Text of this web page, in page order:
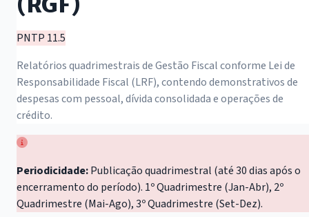
PNTP 11.5
Relatórios quadrimestrais de Gestão Fiscal conforme Lei de
Responsabilidade Fiscal (LRF), contendo demonstrativos de
despesas com pessoal, dívida consolidada e operações de
crédito.
Periodicidade:Publicação quadrimestral (até 30 dias após o
encerramento do período). 1º Quadrimestre (Jan-Abr), 2º
Quadrimestre (Mai-Ago), 3º Quadrimestre (Set-Dez).